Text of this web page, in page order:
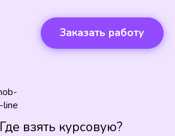
Заказать работу
Где взять курсовую?